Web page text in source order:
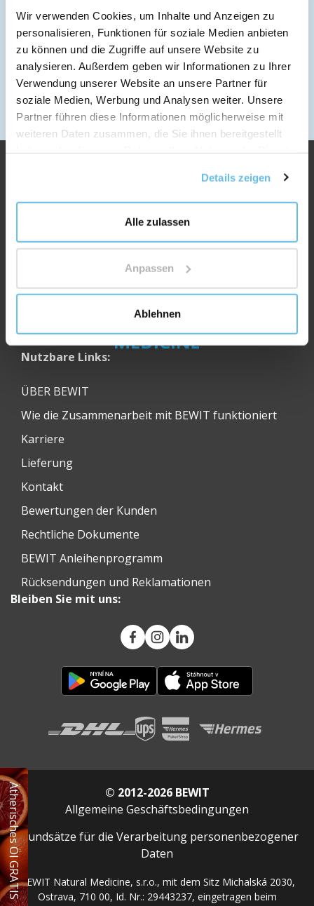
Wir verwenden Cookies, um Inhalte und Anzeigen zu
personalisieren, Funktionen für soziale Medien anbieten
zu können und die Zugriffe auf unsere Website zu
analysieren. Außerdem geben wir Informationen zu Ihrer
Verwendung unserer Website an unsere Partner für
soziale Medien, Werbung und Analysen weiter. Unsere
Partner führen diese Informationen möglicherweise mit
weiteren Daten zusammen, die Sie ihnen bereitgestellt
Details zeigen
Alle zulassen
Anpassen
Ablehnen
Ätherisches Öl GRATIS
SCHREIBEN SIE UNS
info@bewit.love
RUFEN SIE UNS AN
+420 552 305 105
ARBEITSZEIT
Montag bis Freitag: 7:30 - 15:00
Nutzbare Links:
ÜBER BEWIT
Wie die Zusammenarbeit mit BEWIT funktioniert
Karriere
Lieferung
Kontakt
Bewertungen der Kunden
Rechtliche Dokumente
BEWIT Anleihenprogramm
Rücksendungen und Reklamationen
Bleiben Sie mit uns:
© 2012-2026 BEWIT
Allgemeine Geschäftsbedingungen
Grundsätze für die Verarbeitung personenbezogener
Daten
BEWIT Natural Medicine, s.r.o., mit dem Sitz Michalská 2030,
Ostrava, 710 00, Id. Nr.: 29443237, eingetragen beim